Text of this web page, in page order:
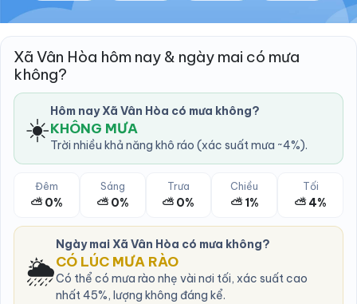
Xã Vân Hòa hôm nay & ngày mai có mưa
không?
☀️ Hôm nay Xã Vân Hòa có mưa không?
KHÔNG MƯA
Trời nhiều khả năng khô ráo (xác suất mưa ~4%).
Đêm
⛅ 0%
Sáng
⛅ 0%
Trưa
⛅ 0%
Chiều
⛅ 1%
Tối
⛅ 4%
🌦️
Ngày mai Xã Vân Hòa có mưa không?
CÓ LÚC MƯA RÀO
Có thể có mưa rào nhẹ vài nơi tối, xác suất cao
nhất 45%, lượng không đáng kể.